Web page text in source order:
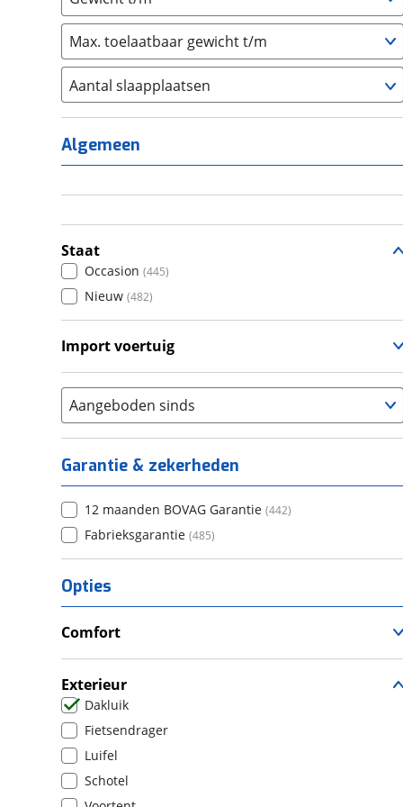
Max. toelaatbaar gewicht t/m
Aantal slaapplaatsen
1 (1)
2 (65)
3 (154)
Algemeen
Staat
Occasion (445)
Nieuw (482)
Import voertuig
Aangeboden sinds
Garantie & zekerheden
12 maanden BOVAG Garantie (442)
Fabrieksgarantie (485)
Opties
Comfort
Televisie
Verwarmde leefruimte
Wasruimte met toilet
Exterieur
Dakluik
Fietsendrager
Luifel
Schotel